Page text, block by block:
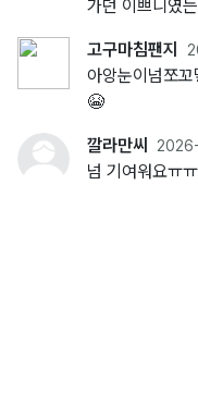
가던 이쁘니였
고구마침팬지
아앙눈이넘쪼
😭
깔라만씨
넘 기여워요ㅠㅠ